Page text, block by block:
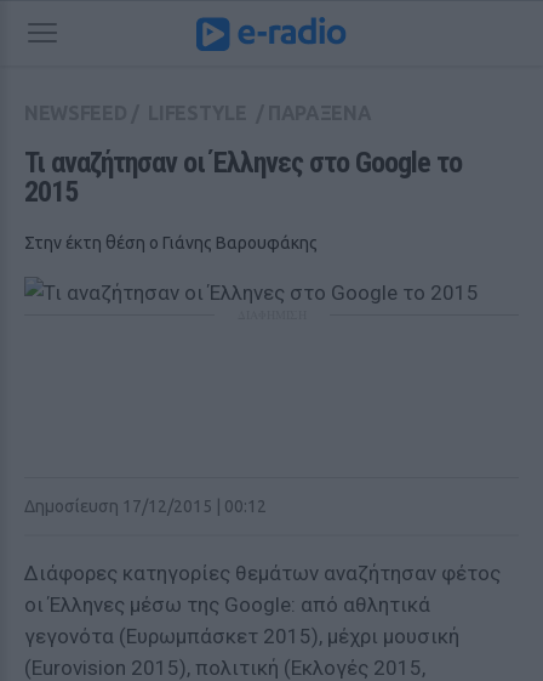
Τι αναζήτησαν οι Έλληνες στο Google το
2015
Στην έκτη θέση ο Γιάνης Βαρουφάκης
Δημοσίευση 17/12/2015 | 00:12
Διάφορες κατηγορίες θεμάτων αναζήτησαν φέτος
οι Έλληνες μέσω της Google: από αθλητικά
γεγονότα (Ευρωμπάσκετ 2015), μέχρι μουσική
(Εurovision 2015), πολιτική (Εκλογές 2015,